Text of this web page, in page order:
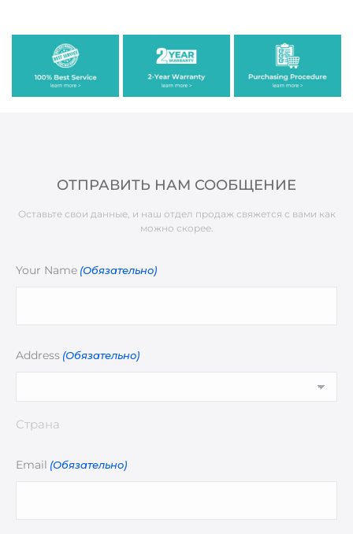
ОТПРАВИТЬ НАМ СООБЩЕНИЕ
Оставьте свои данные, и наш отдел продаж свяжется с вами как
можно скорее.
Your Name (Обязательно)
Address (Обязательно)
Страна
Email (Обязательно)